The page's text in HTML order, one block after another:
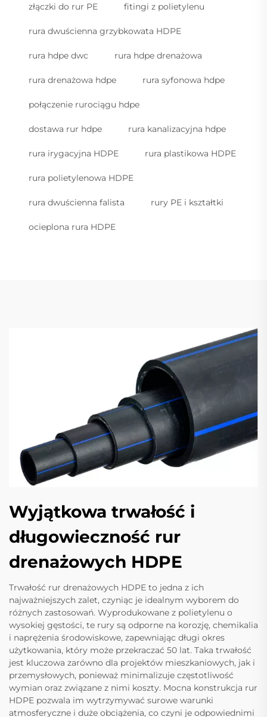
złączki do rur PE fitingi z polietylenu
rura dwuścienna grzybkowata HDPE
rura hdpe dwc rura hdpe drenażowa
rura drenażowa hdpe rura syfonowa hdpe
połączenie rurociągu hdpe
dostawa rur hdpe rura kanalizacyjna hdpe
rura irygacyjna HDPE rura plastikowa HDPE
rura polietylenowa HDPE
rura dwuścienna falista rury PE i kształtki
ocieplona rura HDPE
Wyjątkowa trwałość i
długowieczność rur
drenażowych HDPE
Trwałość rur drenażowych HDPE to jedna z ich
najważniejszych zalet, czyniąc je idealnym wyborem do
różnych zastosowań. Wyprodukowane z polietylenu o
wysokiej gęstości, te rury są odporne na korozję, chemikalia
i naprężenia środowiskowe, zapewniając długi okres
użytkowania, który może przekraczać 50 lat. Taka trwałość
jest kluczowa zarówno dla projektów mieszkaniowych, jak i
przemysłowych, ponieważ minimalizuje częstotliwość
wymian oraz związane z nimi koszty. Mocna konstrukcja rur
HDPE pozwala im wytrzymywać surowe warunki
atmosferyczne i duże obciążenia, co czyni je odpowiednimi